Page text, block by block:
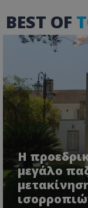
BEST OF
Η
μεγάλο
usprivacy